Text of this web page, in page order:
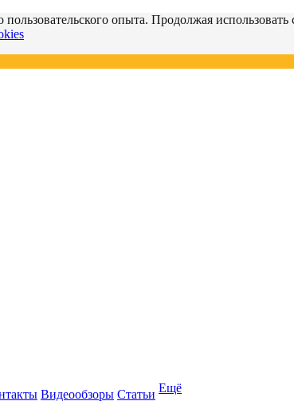
опыта. Продолжая
Видеообзоры Статьи Ещё